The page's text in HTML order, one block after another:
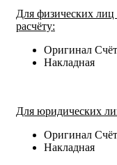
Для физических
расчёту:
Оригинал
Накладная
Для юридических
Оригинал
Накладная